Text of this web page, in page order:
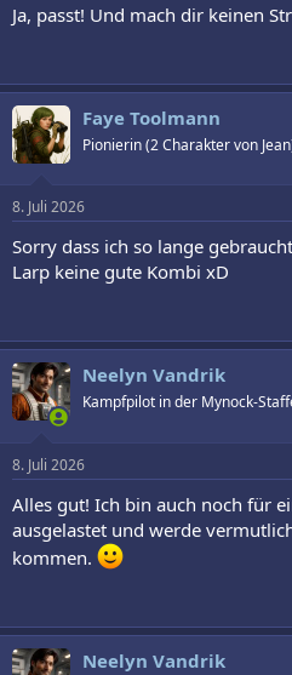
Ja, passt! Und mach dir keinen
Faye Toolmann
Pionierin (2 Charakter von
8. Juli 2026
Sorry dass ich so lange
Larp keine gute Kombi xD
Neelyn Vandrik
Kampfpilot in der Mynock-
8. Juli 2026
Alles gut! Ich bin auch noch für
ausgelastet und werde
kommen.
Neelyn Vandrik